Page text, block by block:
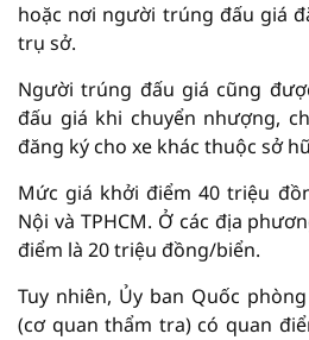
hoặc nơi người trúng đấu giá
trụ sở.
Người trúng đấu giá cũng
đấu giá khi chuyển nhượng,
đăng ký cho xe khác thuộc sở
Mức giá khởi điểm 40 triệu
Nội và TPHCM. Ở các địa
điểm là 20 triệu đồng/biển.
Tuy nhiên, Ủy ban Quốc
(cơ quan thẩm tra) có quan